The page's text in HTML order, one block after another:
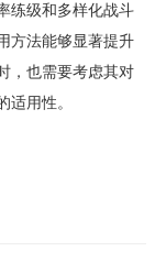
练级和多样化战斗
方法能够显著提升
，也需要考虑其对
用性。